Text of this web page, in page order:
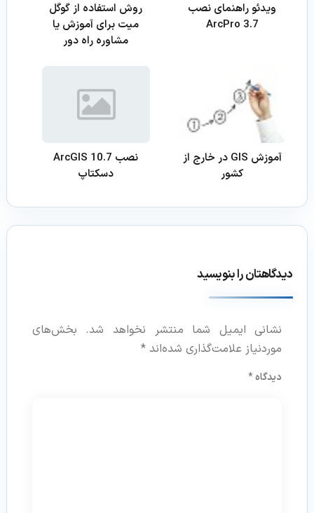
ویدئو راهنمای نصب
ArcPro 3.7
روش استفاده از گوگل
میت برای آموزش یا
مشاوره راه دور
آموزش GIS در خارج از
کشور
نصب ArcGIS 10.7
دسکتاپ
دیدگاهتان را بنویسید
نشانی ایمیل شما منتشر نخواهد شد.
بخش‌های
موردنیاز علامت‌گذاری شده‌اند *
دیدگاه*